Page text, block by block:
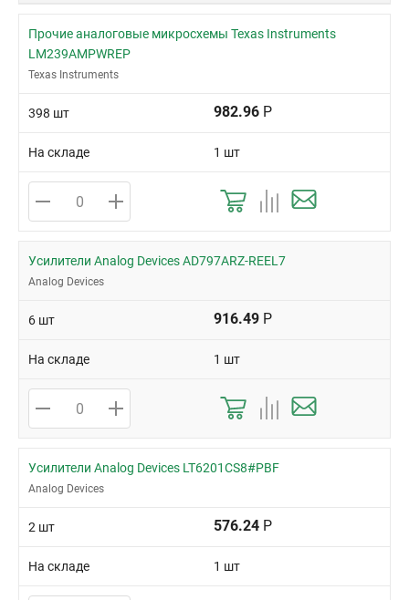
Прочие аналоговые микросхемы Texas Instruments
LM239AMPWREP
Texas Instruments
398 шт 982.96 Р
На складе 1 шт
Усилители Analog Devices AD797ARZ-REEL7
Analog Devices
6 шт 916.49 Р
На складе 1 шт
Усилители Analog Devices LT6201CS8#PBF
Analog Devices
2 шт 576.24 Р
На складе 1 шт